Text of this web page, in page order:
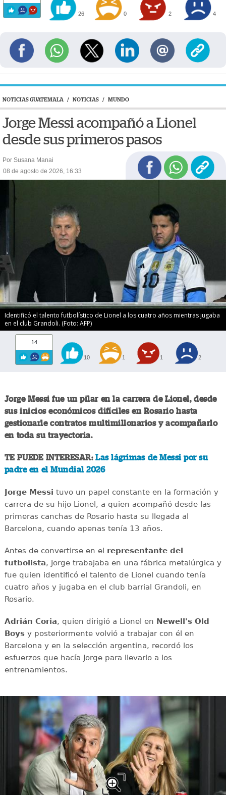
26 0 2 4
NOTICIAS GUATEMALA / NOTICIAS / MUNDO
Jorge Messi acompañó a Lionel
desde sus primeros pasos
Por Susana Manai
08 de agosto de 2026, 16:33
Identificó el talento futbolístico de Lionel a los cuatro años mientras jugaba
en el club Grandoli. (Foto: AFP)
14
10 1 1 2
Jorge Messi fue un pilar en la carrera de Lionel, desde
sus inicios económicos difíciles en Rosario hasta
gestionarle contratos multimillonarios y acompañarlo
en toda su trayectoria.
TE PUEDE INTERESAR:Las lágrimas de Messi por su
padre en el Mundial 2026
Jorge Messi tuvo un papel constante en la formación y
carrera de su hijo Lionel, a quien acompañó desde las
primeras canchas de Rosario hasta su llegada al
Barcelona, cuando apenas tenía 13 años.
Antes de convertirse en el representante del
futbolista, Jorge trabajaba en una fábrica metalúrgica y
fue quien identificó el talento de Lionel cuando tenía
cuatro años y jugaba en el club barrial Grandoli, en
Rosario.
Adrián Coria, quien dirigió a Lionel en Newell's Old
Boysy posteriormente volvió a trabajar con él en
Barcelona y en la selección argentina, recordó los
esfuerzos que hacía Jorge para llevarlo a los
entrenamientos.